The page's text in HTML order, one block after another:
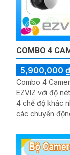
COMBO 4
5,900,000 ₫
Combo 4
EZVIZ với độ
4 chế độ khác
các chuyển